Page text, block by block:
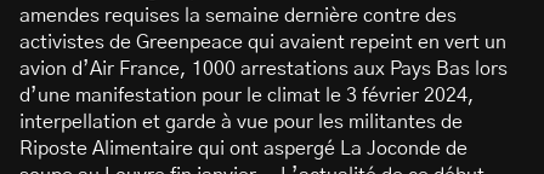
amendes requises la semaine dernière contre des
activistes de Greenpeace qui avaient repeint en vert un
avion d’Air France, 1000 arrestations aux Pays Bas lors
d’une manifestation pour le climat le 3 février 2024,
interpellation et garde à vue pour les militantes de
Riposte Alimentaire qui ont aspergé La Joconde de